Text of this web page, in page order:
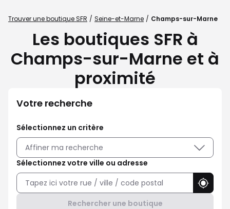
Trouver une boutique SFR Seine-et-Marne Champs-sur-Marne
Les boutiques SFR à
Champs-sur-Marne et à
proximité
Votre recherche
Sélectionnez un critère
Affiner ma recherche
Sélectionnez votre ville ou adresse
Rechercher une boutique